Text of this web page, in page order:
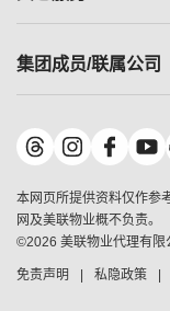
独家楼盘
租房
查询热线
按揭计算机
负担能力计算机
转按计算机
缴款方式
历史成交
小区成交排行榜
地区百科
小区专页
美联精英会
美善会
地产经纪人管理协会
申报已递交的购楼开盘
集团成员/联属公司
美联物业
鋑联控股*
美联工商铺*
美联中国
美联澳门
美联金融集团
本网页所提供资料仅作参
网及美联物业概不负责。
©2026 美联物业代理有限
免责声明 私隐政策